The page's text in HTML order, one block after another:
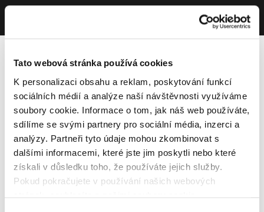
Tato webová stránka používá cookies
K personalizaci obsahu a reklam, poskytování funkcí
sociálních médií a analýze naší návštěvnosti využíváme
soubory cookie. Informace o tom, jak náš web používáte,
sdílíme se svými partnery pro sociální média, inzerci a
analýzy. Partneři tyto údaje mohou zkombinovat s
dalšími informacemi, které jste jim poskytli nebo které
získali v důsledku toho, že používáte jejich služby.
Pokud pokračujete v používání našich webových